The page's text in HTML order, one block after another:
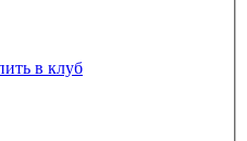
в клуб